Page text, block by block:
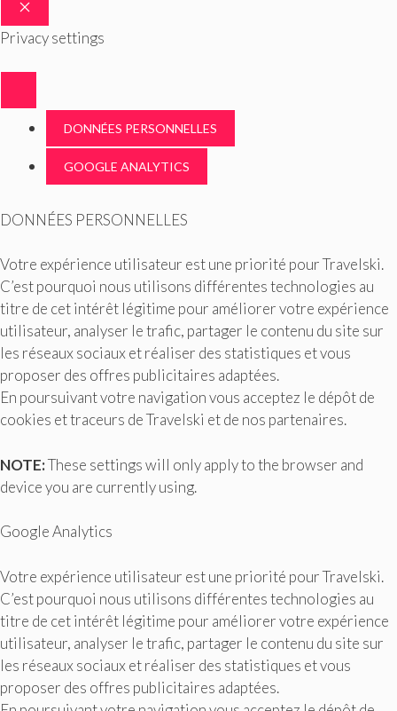
FERMER
Privacy settings
DONNÉES PERSONNELLES
GOOGLE ANALYTICS
DONNÉES PERSONNELLES
Votre expérience utilisateur est une priorité pour Travelski.
C’est pourquoi nous utilisons différentes technologies au
titre de cet intérêt légitime pour améliorer votre expérience
utilisateur, analyser le trafic, partager le contenu du site sur
les réseaux sociaux et réaliser des statistiques et vous
proposer des offres publicitaires adaptées.
En poursuivant votre navigation vous acceptez le dépôt de
cookies et traceurs de Travelski et de nos partenaires.
NOTE:These settings will only apply to the browser and
device you are currently using.
Google Analytics
Votre expérience utilisateur est une priorité pour Travelski.
C’est pourquoi nous utilisons différentes technologies au
titre de cet intérêt légitime pour améliorer votre expérience
utilisateur, analyser le trafic, partager le contenu du site sur
les réseaux sociaux et réaliser des statistiques et vous
proposer des offres publicitaires adaptées.